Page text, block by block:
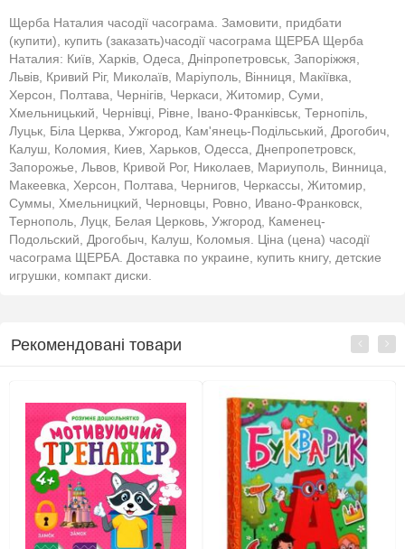
Щерба Наталия часодії часограма. Замовити, придбати
(купити), купить (заказать)часодії часограма ЩЕРБА Щерба
Наталия: Київ, Харків, Одеса, Дніпропетровськ, Запоріжжя,
Львів, Кривий Ріг, Миколаїв, Маріуполь, Вінниця, Макіївка,
Херсон, Полтава, Чернігів, Черкаси, Житомир, Суми,
Хмельницький, Чернівці, Рівне, Івано-Франківськ, Тернопіль,
Луцьк, Біла Церква, Ужгород, Кам'янець-Подільський, Дрогобич,
Калуш, Коломия, Киев, Харьков, Одесса, Днепропетровск,
Запорожье, Львов, Кривой Рог, Николаев, Мариуполь, Винница,
Макеевка, Херсон, Полтава, Чернигов, Черкассы, Житомир,
Суммы, Хмельницкий, Черновцы, Ровно, Ивано-Франковск,
Тернополь, Луцк, Белая Церковь, Ужгород, Каменец-
Подольский, Дрогобыч, Калуш, Коломыя. Ціна (цена) часодії
часограма ЩЕРБА. Доставка по украине, купить книгу, детские
игрушки, компакт диски.
Рекомендовані товари